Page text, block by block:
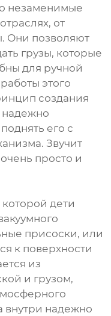
незаменимые
от
Они позволяют
грузы, которые
для ручной
этого
создания
надежно
его с
Звучит
просто и
дети
присоски, или
к поверхности
из
и грузом,
внутри надежно